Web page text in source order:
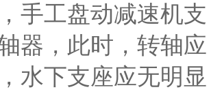
手工盘动减速机支
器，此时，转轴应
水下支座应无明显